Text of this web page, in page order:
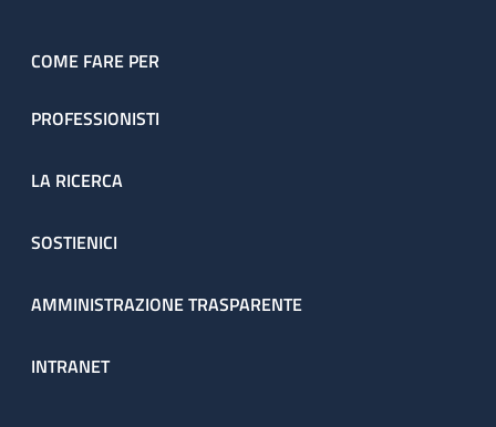
COME FARE PER
PROFESSIONISTI
LA RICERCA
SOSTIENICI
AMMINISTRAZIONE TRASPARENTE
INTRANET